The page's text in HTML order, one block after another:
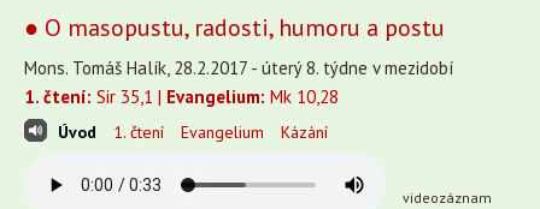
● O masopustu, radosti, humoru a postu
Mons. Tomáš Halík, 28.2.2017 - úterý 8. týdne v mezidobí
1. čtení: Sir 35,1 | Evangelium: Mk 10,28
Úvod 1. čtení Evangelium Kázání
videozáznam